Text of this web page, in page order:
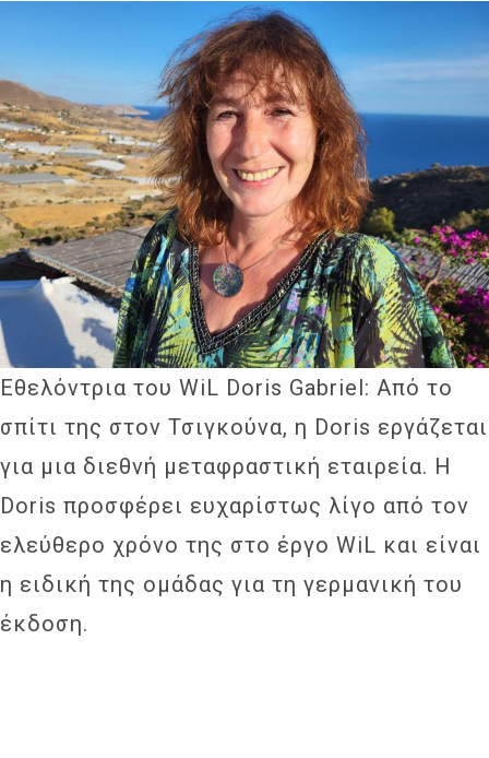
Εθελόντρια του WiL Doris Gabriel: Από το
σπίτι της στον Τσιγκούνα, η Doris εργάζεται
για μια διεθνή μεταφραστική εταιρεία. Η
Doris προσφέρει ευχαρίστως λίγο από τον
ελεύθερο χρόνο της στο έργο WiL και είναι
η ειδική της ομάδας για τη γερμανική του
έκδοση.